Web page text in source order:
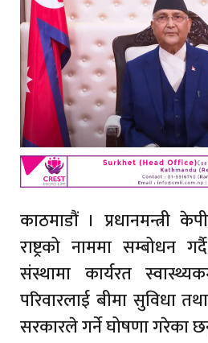
काठमाडौं । प्रधानमन्त्री
राष्ट्रको नाममा सम्बोधन
संस्थामा कार्यरत
परिवारलाई बीमा सुविधा
सरकारले गर्ने घोषणा गरेका